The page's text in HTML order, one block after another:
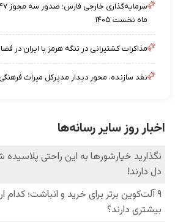
ماه نخست ۱۴۰۵
مذاکرات کشتیرانی در تنگه هرمز با ایران
نقد سازنده، محور دیدار مدیرکل میراث